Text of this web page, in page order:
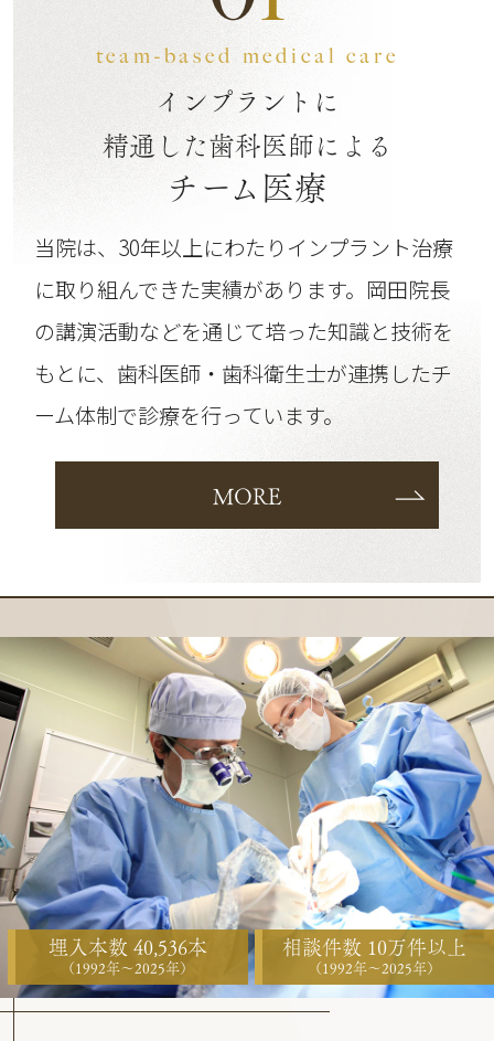
team-based medical care
インプラントに
精通した歯科医師による
チーム医療
当院は、30年以上にわたりインプラント治療
に取り組んできた実績があります。 岡田院長
の講演活動などを通じて培った知識と技術を
もとに、歯科医師・歯科衛生士が連携したチ
ーム体制で診療を行っています。
MORE
埋入本数 40,536本
（1992年〜2025年）
相談件数 10万件以上
（1992年〜2025年）